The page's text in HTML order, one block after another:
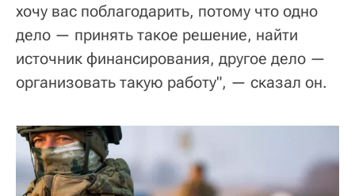
хочу вас поблагодарить, потому что одно
дело — принять такое решение, найти
источник финансирования, другое дело —
организовать такую работу", — сказал он.